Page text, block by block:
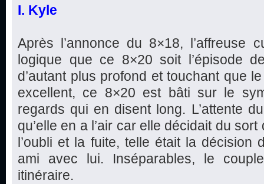
I. Kyle
Après l’annonce du 8×18, l’affreuse
logique que ce 8×20 soit l’épisode
d’autant plus profond et touchant que
excellent, ce 8×20 est bâti sur le
regards qui en disent long. L’attente
qu’elle en a l’air car elle décidait du
l’oubli et la fuite, telle était la décision
ami avec lui. Inséparables, le
itinéraire.